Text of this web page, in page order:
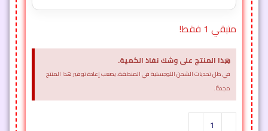
متبقي 1 فقط!
هذا المنتج على وشك نفاذ الكمية.
في ظل تحديات الشحن اللوجستية في المنطقة، يصعب إعادة توفير هذا المنتج
مجددًا.
×